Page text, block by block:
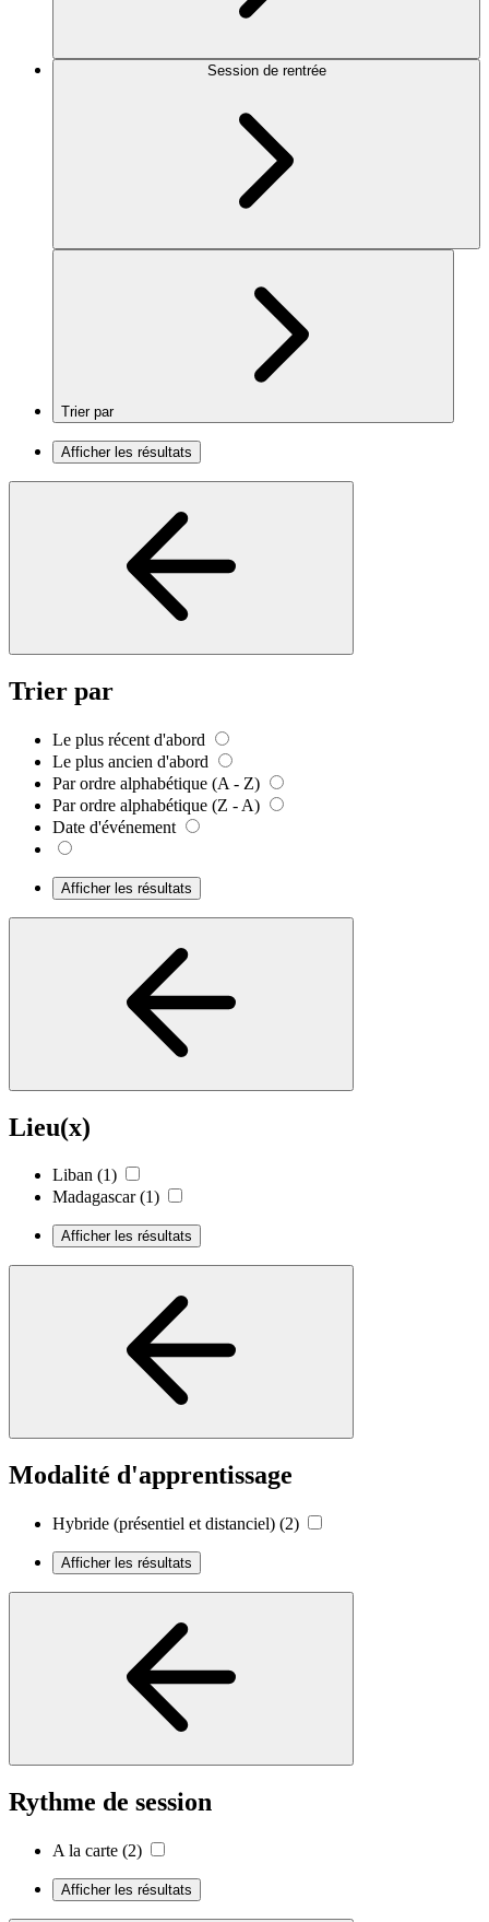
Session de rentrée
Trier par
Afficher les résultats
Trier par
Le plus récent d'abord
Le plus ancien d'abord
Par ordre alphabétique (A - Z)
Par ordre alphabétique (Z - A)
Date d'événement
Afficher les résultats
Lieu(x)
Liban (1)
Madagascar (1)
Afficher les résultats
Modalité d'apprentissage
Hybride (présentiel et distanciel) (2)
Afficher les résultats
Rythme de session
A la carte (2)
Afficher les résultats